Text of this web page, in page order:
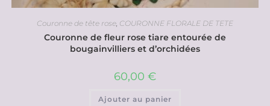
Couronne de tête rose, COURONNE FLORALE DE TETE
Couronne de fleur rose tiare entourée de
bougainvilliers et d’orchidées
60,00 €
Ajouter au panier